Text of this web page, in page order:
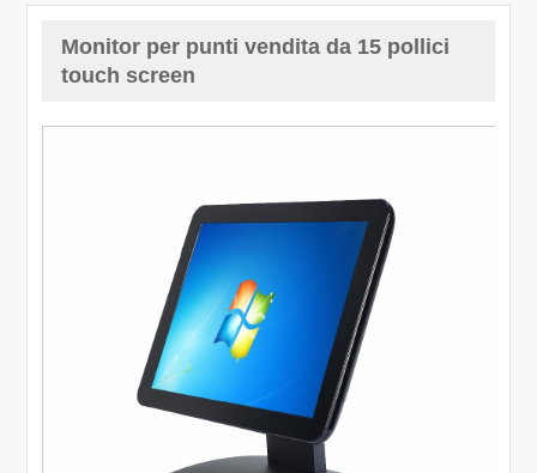
Monitor per punti vendita da 15 pollici
touch screen